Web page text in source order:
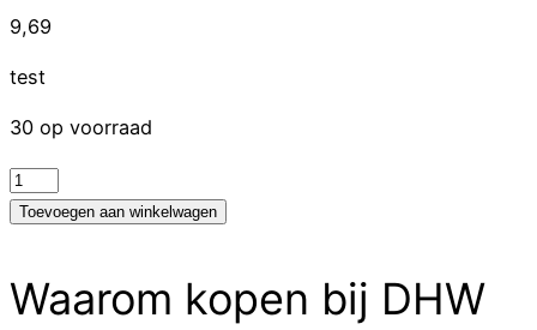
9,69
test
30 op voorraad
test
aantal
Toevoegen aan winkelwagen
Waarom kopen bij DHW